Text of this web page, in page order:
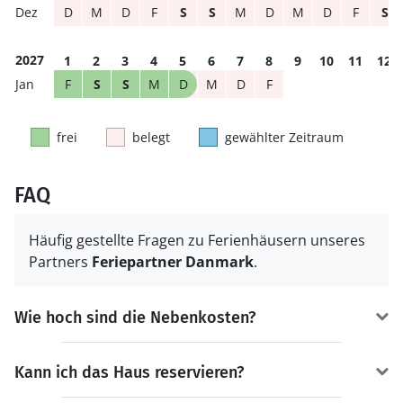
D
M D F S S M D M D F S
2027 1 2 3 4 5 6 7 8 9 10 11
12
F
S S M D M D F
frei belegt gewählter Zeitraum
FAQ
Häufig gestellte Fragen zu Ferienhäusern unseres
Partners Feriepartner Danmark.
Wie hoch sind die Nebenkosten?
Kann ich das Haus reservieren?